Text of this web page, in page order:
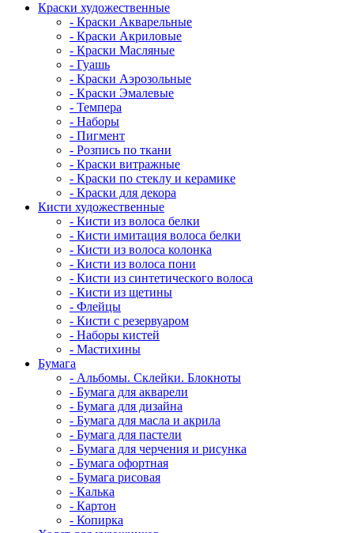
Краски художественные
- Краски Акварельные
- Краски Акриловые
- Краски Масляные
- Гуашь
- Краски Аэрозольные
- Краски Эмалевые
- Темпера
- Наборы
- Пигмент
- Розпись по ткани
- Краски витражные
- Краски по стеклу и керамике
- Краски для декора
Кисти художественные
- Кисти из волоса белки
- Кисти имитация волоса белки
- Кисти из волоса колонка
- Кисти из волоса пони
- Кисти из синтетического волоса
- Кисти из щетины
- Флейцы
- Кисти с резервуаром
- Наборы кистей
- Мастихины
Бумага
- Альбомы. Склейки. Блокноты
- Бумага для акварели
- Бумага для дизайна
- Бумага для масла и акрила
- Бумага для пастели
- Бумага для черчения и рисунка
- Бумага офортная
- Бумага рисовая
- Калька
- Картон
- Копирка